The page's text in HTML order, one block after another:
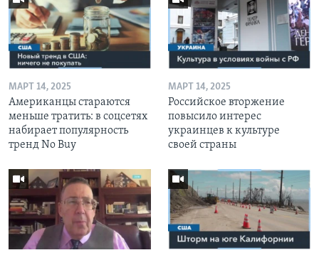
МАРТ 14, 2025
Американцы стараются
меньше тратить: в соцсетях
набирает популярность
тренд No Buy
МАРТ 14, 2025
Российское вторжение
повысило интерес
украинцев к культуре
своей страны